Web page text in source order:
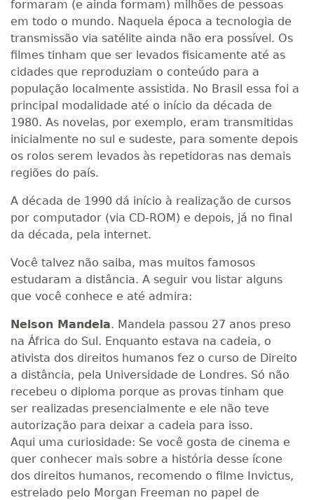
formaram (e ainda formam) milhões de pessoas
em todo o mundo. Naquela época a tecnologia de
transmissão via satélite ainda não era possível. Os
filmes tinham que ser levados fisicamente até as
cidades que reproduziam o conteúdo para a
população localmente assistida. No Brasil essa foi a
principal modalidade até o início da década de
1980. As novelas, por exemplo, eram transmitidas
inicialmente no sul e sudeste, para somente depois
os rolos serem levados às repetidoras nas demais
regiões do país.
A década de 1990 dá início à realização de cursos
por computador (via CD-ROM) e depois, já no final
da década, pela internet.
Você talvez não saiba, mas muitos famosos
estudaram a distância. A seguir vou listar alguns
que você conhece e até admira:
Nelson Mandela. Mandela passou 27 anos preso
na África do Sul. Enquanto estava na cadeia, o
ativista dos direitos humanos fez o curso de Direito
a distância, pela Universidade de Londres. Só não
recebeu o diploma porque as provas tinham que
ser realizadas presencialmente e ele não teve
autorização para deixar a cadeia para isso.
Aqui uma curiosidade: Se você gosta de cinema e
quer conhecer mais sobre a história desse ícone
dos direitos humanos, recomendo o filme Invictus,
estrelado pelo Morgan Freeman no papel de